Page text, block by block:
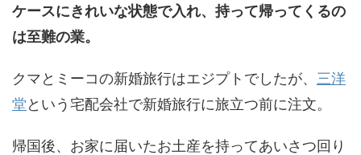
ケースにきれいな状態で入れ、持って帰ってくるの
は至難の業。
クマとミーコの新婚旅行はエジプトでしたが、 三洋
堂という宅配会社で新婚旅行に旅立つ前に注文。
帰国後、お家に届いたお土産を持ってあいさつ回り